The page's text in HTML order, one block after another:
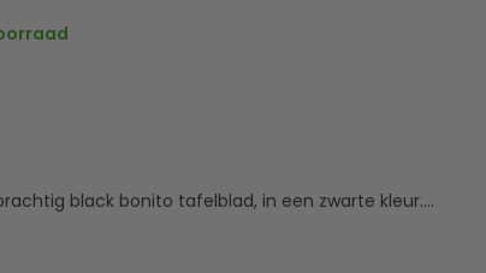
black bonito tafelblad, in een zwarte kleur....